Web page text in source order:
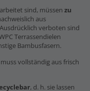
sind, müssen zu
aus
verboten sind
Terrassendielen
Bambusfasern.
muss vollständig aus frisch
, d. h. sie lassen